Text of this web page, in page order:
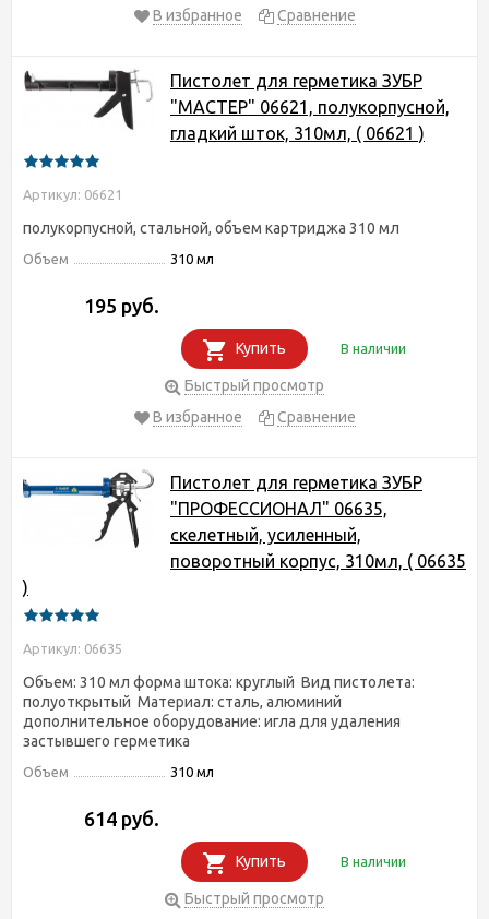
В избранное Сравнение
Пистолет для герметика ЗУБР
"МАСТЕР" 06621, полукорпусной,
гладкий шток, 310мл, ( 06621 )
Артикул: 06621
полукорпусной, стальной, объем картриджа 310 мл
Объем 310 мл
195 руб.
Купить В наличии
Быстрый просмотр
В избранное
Сравнение
Пистолет для герметика ЗУБР
"ПРОФЕССИОНАЛ" 06635,
скелетный, усиленный,
поворотный корпус, 310мл, ( 06635
)
Артикул: 06635
Объем: 310 мл форма штока: круглый Вид пистолета:
полуоткрытый Материал: сталь, алюминий
дополнительное оборудование: игла для удаления
застывшего герметика
Объем 310 мл
614 руб.
Купить В наличии
Быстрый просмотр